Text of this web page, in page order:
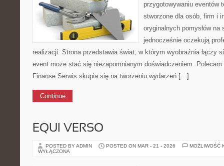
przygotowywaniu eventów
stworzone dla osób, firm i
oryginalnych pomysłów na
jednocześnie oczekują
realizacji. Strona przedstawia świat, w którym wyobraźnia łączy
event może stać się niezapomnianym doświadczeniem.
Finanse Serwis skupia się na tworzeniu wydarzeń […]
Continue
EQUI VERSO
POSTED BY ADMIN POSTED ON MAR - 21 - 2026
MOŻLIWOŚĆ
WYŁĄCZONA